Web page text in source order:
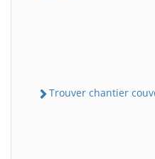
Trouver chantier